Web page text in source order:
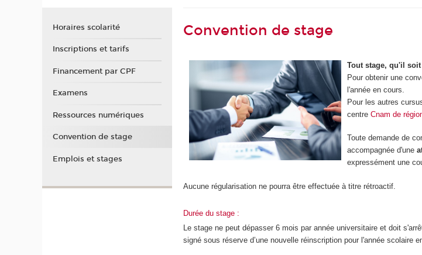
Convention de stage
Tout stage, qu'il
Pour obtenir une
l'année en cours.
Pour les autres
centreCnam de
Toute demande de
accompagnée d'une
expressément une
Aucune régularisation ne pourra être effectuée à titre rétroactif.
Durée du stage :
Le stage ne peut dépasser 6 mois par année universitaire et doit
signé sous réserve d’une nouvelle réinscription pour l'année scolaire
Horaires scolarité
Inscriptions et tarifs
Financement par CPF
Examens
Ressources numériques
Convention de stage
Emplois et stages